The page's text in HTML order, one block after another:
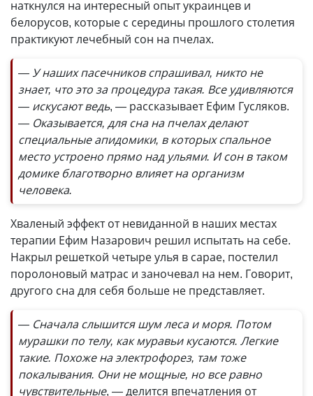
наткнулся на интересный опыт украинцев и
белорусов, которые с середины прошлого столетия
практикуют лечебный сон на пчелах.
— У наших пасечников спрашивал, никто не
знает, что это за процедура такая. Все удивляются
— искусают ведь, — рассказывает Ефим Гусляков.
— Оказывается, для сна на пчелах делают
специальные апидомики, в которых спальное
место устроено прямо над ульями. И сон в таком
домике благотворно влияет на организм
человека.
Хваленый эффект от невиданной в наших местах
терапии Ефим Назарович решил испытать на себе.
Накрыл решеткой четыре улья в сарае, постелил
поролоновый матрас и заночевал на нем. Говорит,
другого сна для себя больше не представляет.
— Сначала слышится шум леса и моря. Потом
мурашки по телу, как муравьи кусаются. Легкие
такие. Похоже на электрофорез, там тоже
покалывания. Они не мощные, но все равно
чувствительные, — делится впечатления от